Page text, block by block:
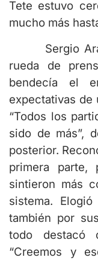
Tete estuvo
mucho más
Sergio
rueda de
bendecía el
expectativas de
“Todos los
sido de más”,
posterior.
primera
sintieron más
sistema.
también por
todo destacó
“Creemos y